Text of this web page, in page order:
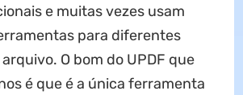
e muitas vezes usam
para diferentes
O bom do UPDF que
é que é a única ferramenta